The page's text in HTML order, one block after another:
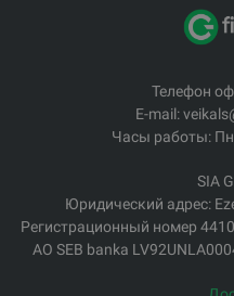
Телефон
E-mail:
Часы работы:
SIA
Юридический адрес:
Регистрационный номер
АО SEB banka